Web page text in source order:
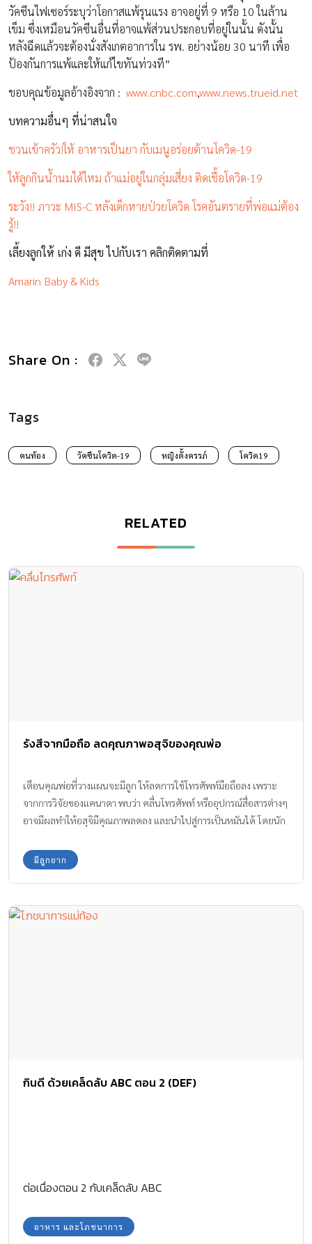
วัคซีนไฟเซอร์ระบุว่าโอกาสแพ้รุนแรง อาจอยู่ที่ 9 หรือ 10 ในล้าน
เข็ม ซึ่งเหมือนวัคซีนอื่นที่อาจแพ้ส่วนประกอบที่อยู่ในนั้น ดังนั้น
หลังฉีดแล้วจะต้องนั่งสังเกตอาการใน รพ. อย่างน้อย 30 นาที เพื่อ
ป้องกันการแพ้และให้แก้ไขทันท่วงที”
ขอบคุณข้อมูลอ้างอิงจาก : www.cnbc.com,www.news.trueid.net
บทความอื่นๆ ที่น่าสนใจ
ชวนเข้าครัว!ให้ อาหารเป็นยา กับเมนูอร่อยต้านโควิด-19
ให้ลูกกินน้ำนมได้ไหม ถ้าแม่อยู่ในกลุ่มเสี่ยง ติดเชื้อโควิด-19
ระวัง!! ภาวะ MIS-C หลังเด็กหายป่วยโควิด โรคอันตรายที่พ่อแม่ต้อง
รู้!!
เลี้ยงลูกให้ เก่ง ดี มีสุข ไปกับเรา คลิกติดตามที่
Amarin Baby & Kids
Share On :
Tags
คนท้อง วัคซีนโควิด-19 หญิงตั้งครรภ์ โควิด19
RELATED
รังสีจากมือถือ ลดคุณภาพอสุจิของคุณพ่อ
เตือนคุณพ่อที่วางแผนจะมีลูก ให้ลดการใช้โทรศัพท์มือถือลง เพราะ
จากการวิจัยของแคนาดา พบว่า คลื่นโทรศัพท์ หรืออุปกรณ์สื่อสารต่างๆ
อาจมีผลทำให้อสุจิมีคุณภาพลดลง และนำไปสู่การเป็นหมันได้ โดยนัก
มีลูกยาก
กินดี ด้วยเคล็ดลับ ABC ตอน 2 (DEF)
ต่อเนื่องตอน 2 กับเคล็ดลับ ABC
อาหาร และโภชนาการ